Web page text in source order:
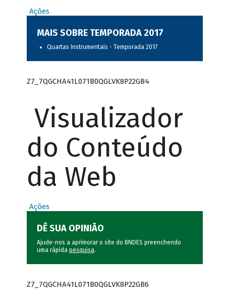
Ações
MAIS SOBRE TEMPORADA 2017
Quartas Instrumentais - Temporada 2017
Z7_7QGCHA41L071B0QGLVK8P22GB4
Visualizador
do Conteúdo
da Web
Ações
DÊ SUA OPINIÃO
Ajude-nos a aprimorar o site do BNDES preenchendo
uma rápida pesquisa.
Z7_7QGCHA41L071B0QGLVK8P22GB6